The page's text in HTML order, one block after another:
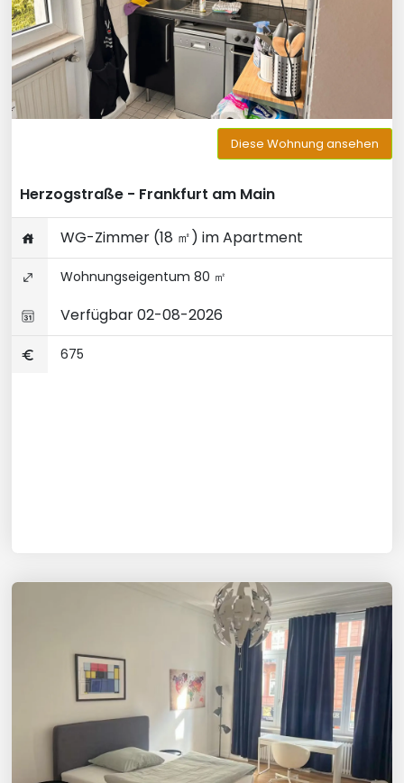
Diese Wohnung ansehen
Herzogstraße - Frankfurt am Main
WG-Zimmer (18 ㎡) im Apartment
Wohnungseigentum 80 ㎡
Verfügbar 02-08-2026
675